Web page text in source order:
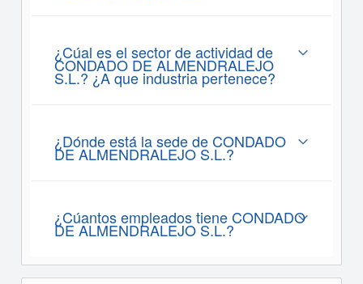
¿Cúal es el sector de actividad de
CONDADO DE ALMENDRALEJO
S.L.? ¿A que industria pertenece?
¿Dónde está la sede de CONDADO
DE ALMENDRALEJO S.L.?
¿Cúantos empleados tiene CONDADO
DE ALMENDRALEJO S.L.?